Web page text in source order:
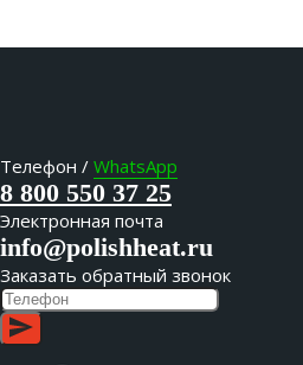
Телефон / WhatsApp
8 800 550 37 25
Электронная почта
info@polishheat.ru
Заказать обратный звонок